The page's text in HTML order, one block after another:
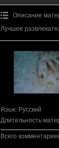
Описание
Лучшее
Язык: Русский
Длительность
Всего